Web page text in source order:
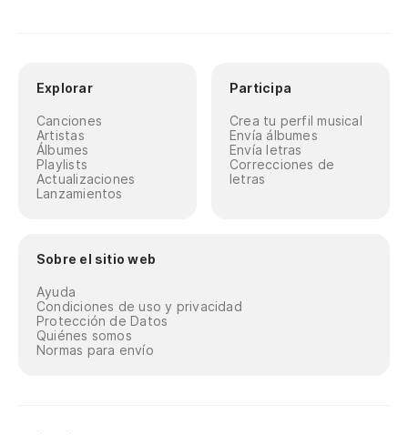
Explorar
Canciones
Artistas
Álbumes
Playlists
Actualizaciones
Lanzamientos
Participa
Crea tu perfil musical
Envía álbumes
Envía letras
Correcciones de
letras
Sobre el sitio web
Ayuda
Condiciones de uso y privacidad
Protección de Datos
Quiénes somos
Normas para envío